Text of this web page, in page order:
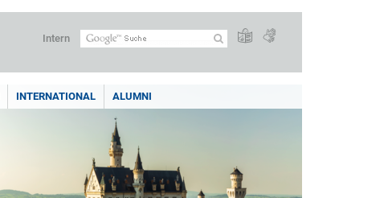
Intern
INTERNATIONAL ALUMNI